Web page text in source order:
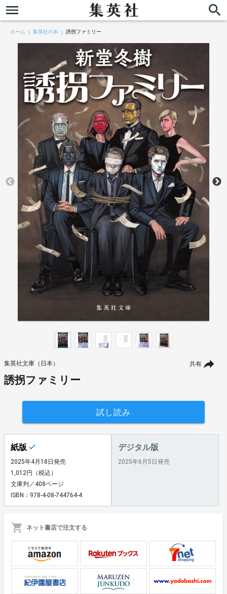
ホーム 集英社の本 誘拐ファミリー
共有
集英社文庫（日本）
誘拐ファミリー
試し読み
紙版
2025年4月18日発売
1,012円（税込）
文庫判／408ページ
ISBN：978-4-08-744764-4
デジタル版
2025年6月5日発売
ネット書店で注文する